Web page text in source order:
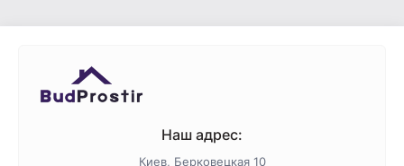
Наш адрес:
Киев, Берковецкая 10